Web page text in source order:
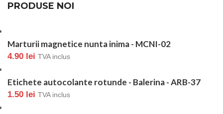
PRODUSE NOI
Marturii magnetice nunta inima - MCNI-02
4.90 lei TVA inclus
Etichete autocolante rotunde - Balerina - ARB-37
1.50 lei TVA inclus